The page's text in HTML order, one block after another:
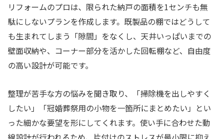
リフォームのプロは、限られた納戸の面積を1センチも無
駄にしないプランを作成します。既製品の棚ではどうして
も生まれてしまう「隙間」をなくし、天井いっぱいまでの
壁面収納や、コーナー部分を活かした回転棚など、自由度
の高い設計が可能です。
整理が苦手な方の悩みを聞き取り、「掃除機を出しやすく
したい」「冠婚葬祭用の小物を一箇所にまとめたい」とい
った細かな要望を形にしてくれます。使い手に合わせた動